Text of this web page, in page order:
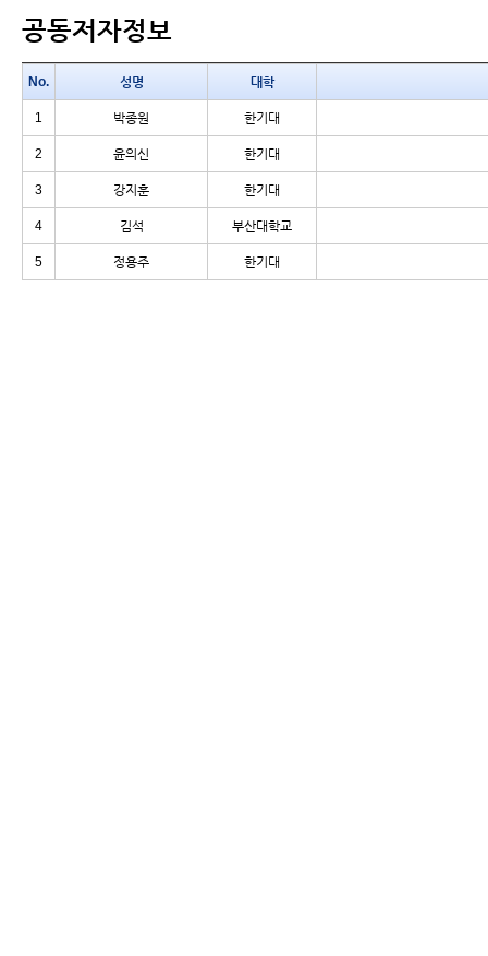
공동저자정보
No. 성명 대학
1 박종원 한기대
2 윤의신 한기대
3 강지훈 한기대
4 김석 부산대학교
5 정용주 한기대